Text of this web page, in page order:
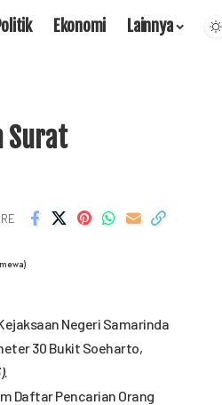
Ekonomi Lainnya
Surat
Negeri Samarinda
30 Bukit Soeharto,
.
Daftar Pencarian Orang